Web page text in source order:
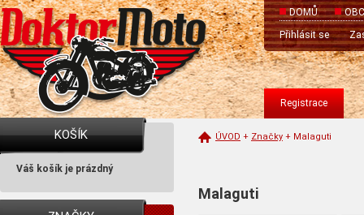
DOMŮ
Přihlásit se
Registrace
KOŠÍK
Váš košík je prázdný
ÚVOD + Značky + Malaguti
Malaguti